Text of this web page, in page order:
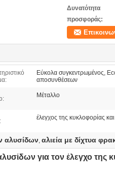
Δυνατότητα
προσφοράς:
Εύκολα συγκεντρωμένος,
αποσυνθέσεων
Μέταλλο
έλεγχος της κυκλοφορίας
αλυσίδων, αλιεία με δίχτυα
για τον έλεγχο της